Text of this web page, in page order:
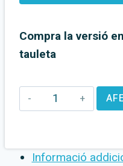
Compra la versió
tauleta
quantitat
de
de
Informació